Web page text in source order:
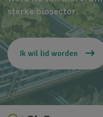
sterke biosector.
Ik wil lid worden